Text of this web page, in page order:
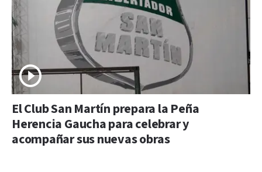
El Club San Martín prepara la Peña
Herencia Gaucha para celebrar y
acompañar sus nuevas obras